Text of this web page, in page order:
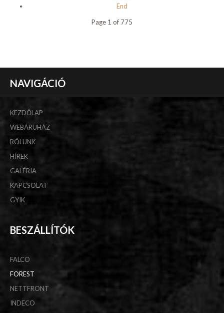
End
Page 1 of 775
NAVIGÁCIÓ
KEZDŐLAP
WEBÁRUHÁZ
RÓLUNK
HÍREK
GALÉRIA
KAPCSOLAT
GYIK
BESZÁLLÍTÓK
FALCO
FOREST
NETTFRONT
INDECO